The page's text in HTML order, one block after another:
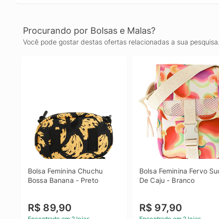
Procurando por Bolsas e Malas?
Você pode gostar destas ofertas relacionadas a sua
Bolsa Feminina Chuchu
Bossa Banana - Preto
R$ 89,90
Bolsa Feminina Fervo
De Caju - Branco
R$ 97,90